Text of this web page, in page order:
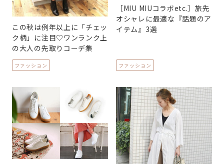
この秋は例年以上に「チェッ
ク柄」に注目♡ワンランク上
の大人の先取りコーデ集
ファッション
［MIU MIUコラボetc.］旅先
オシャレに最適な『話題のア
イテム』3選
ファッション